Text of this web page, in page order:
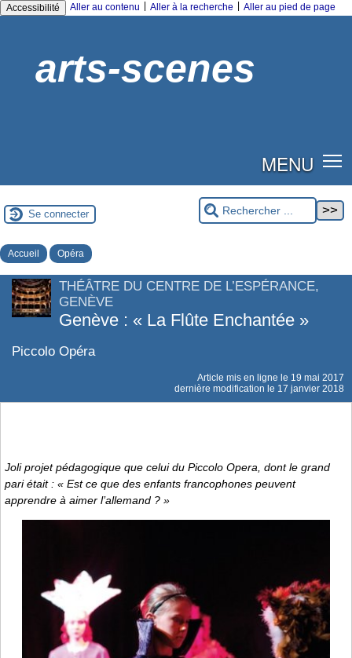
Accessibilité Aller au contenu Aller à la recherche Aller au pied de page
arts-scenes
MENU
Se connecter
Accueil Opéra
THÉÂTRE DU CENTRE DE L’ESPÉRANCE,
GENÈVE
Genève : « La Flûte Enchantée »
Piccolo Opéra
Article mis en ligne le 19 mai 2017
dernière modification le 17 janvier 2018
Joli projet pédagogique que celui du Piccolo Opera, dont le grand
pari était : « Est ce que des enfants francophones peuvent
apprendre à aimer l’allemand ? »